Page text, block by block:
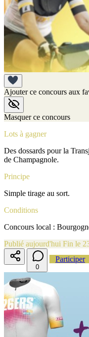
Ajouter ce concours aux
Masquer ce concours
Lots à gagner
Des dossards pour la
de Champagnole.
Principe
Simple tirage au sort.
Conditions
Concours local :
Publié aujourd'hui Fin le
0
Participer